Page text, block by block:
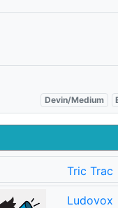
Devin/Medium
Tric Trac
Ludovox